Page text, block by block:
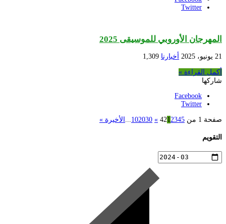
Twitter
المهرجان الأوروبي للموسيقى 2025
21 يونيو، 2025 أخبارنا 1,309
أكمل القراءة »
شاركها
Facebook
Twitter
صفحة 1 من 42 1 2345
»
102030 الأخيرة »
التقويم